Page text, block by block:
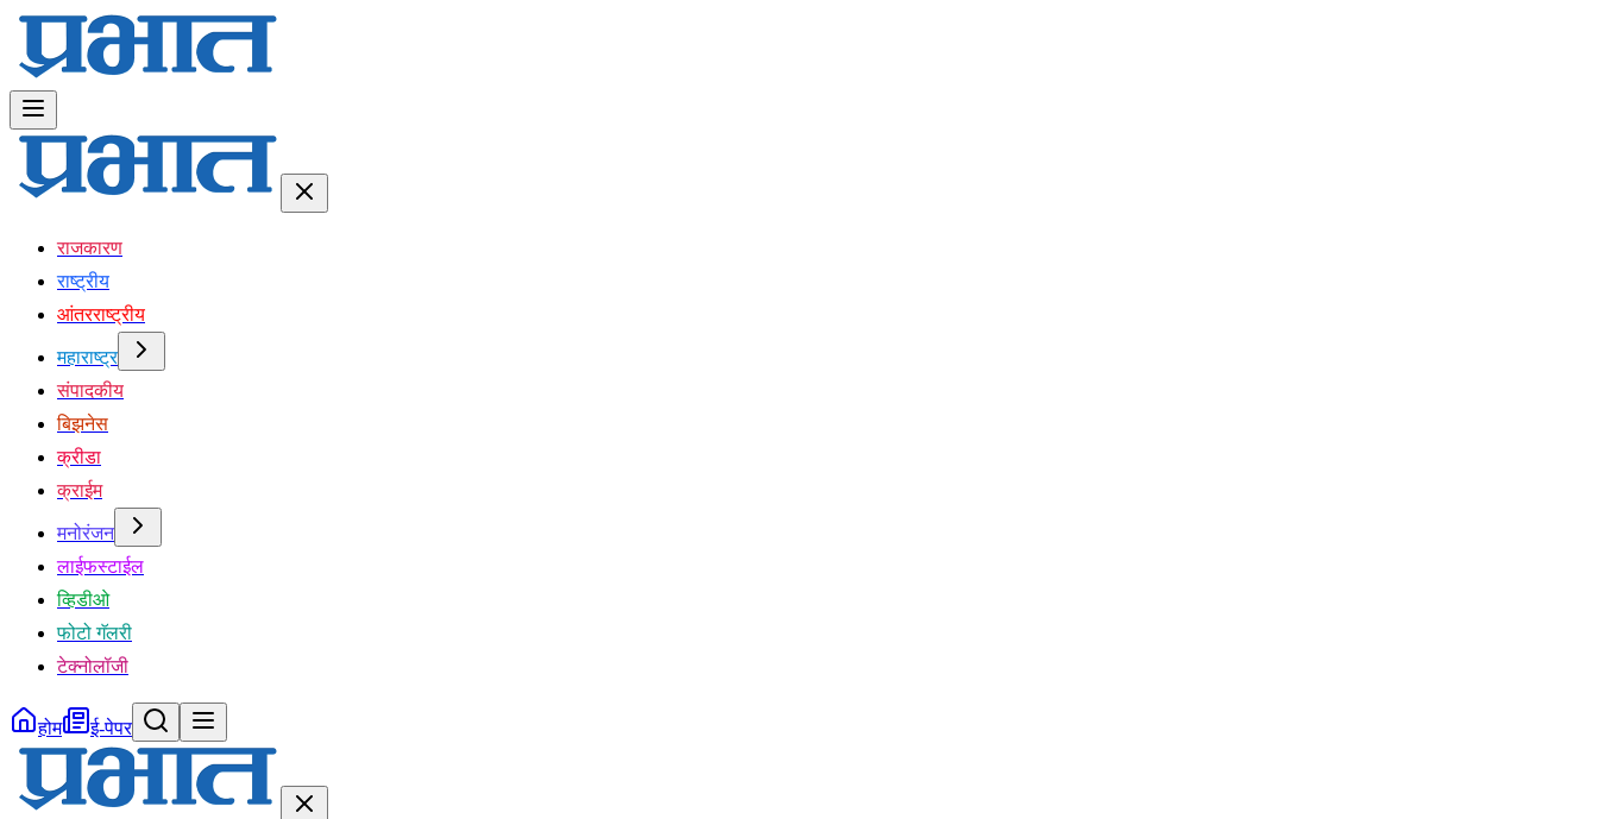
राजकारण
राष्ट्रीय
आंतरराष्ट्रीय
महाराष्ट्र
संपादकीय
बिझनेस
क्रीडा
क्राईम
मनोरंजन
लाईफस्टाईल
व्हिडीओ
फोटो गॅलरी
टेक्नोलॉजी
होम ई-पेपर